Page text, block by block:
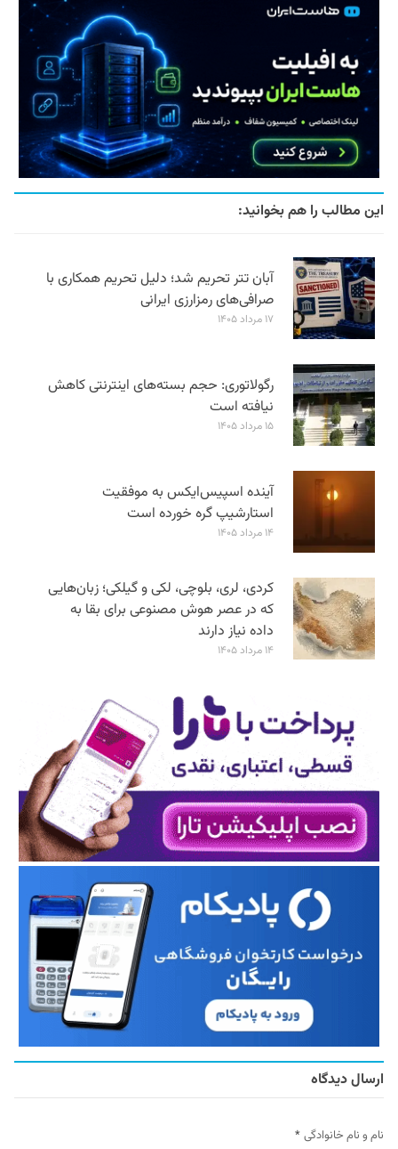
این مطالب را هم بخوانید:
آبان تتر تحریم شد؛ دلیل تحریم همکاری با
صرافی‌های رمزارزی ایرانی
۱۷ مرداد ۱۴۰۵
رگولاتوری: حجم بسته‌های اینترنتی کاهش
نیافته است
۱۵ مرداد ۱۴۰۵
آینده اسپیس‌ایکس به موفقیت
استارشیپ گره خورده است
۱۴ مرداد ۱۴۰۵
کردی، لری، بلوچی، لکی و گیلکی؛ زبان‌هایی
که در عصر هوش مصنوعی برای بقا به
داده نیاز دارند
۱۴ مرداد ۱۴۰۵
ارسال دیدگاه
نام و نام خانوادگی *